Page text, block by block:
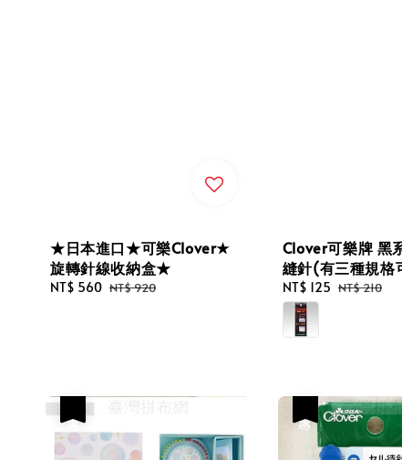
★日本進口★可樂Clover★
旋轉針線收納盒★
Sale
NT$ 560 Regular
NT$ 920
Clover可樂牌 黑
縫針(有三種規格
Sale
price
NT$ 125 Regular
NT$ 210